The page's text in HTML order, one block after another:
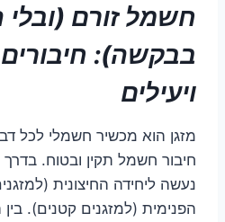
חשמל זורם
בבקשה):
ויעילים
מזגן הוא מכשיר חשמלי לכל
חיבור חשמל תקין ובטוח.
נעשה ליחידה החיצונית
הפנימית (למזגנים קטנים).